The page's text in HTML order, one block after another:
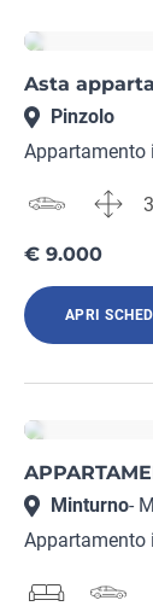
Asta
Pinzolo
Appartamento
€ 9.000
APRI
Minturno-
Appartamento